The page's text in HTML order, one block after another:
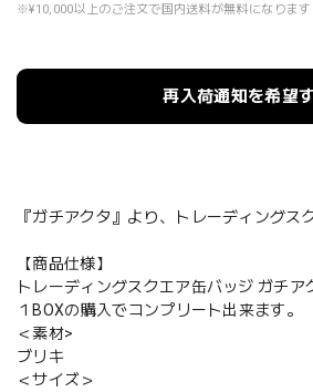
※¥10,000以上のご注文で国内送料が無料になります
再入荷通知を希望
『ガチアクタ』より、トレーディングス
【商品仕様】
トレーディングスクエア缶バッジ ガチア
１BOXの購入でコンプリート出来ます。
＜素材>
ブリキ
＜サイズ＞